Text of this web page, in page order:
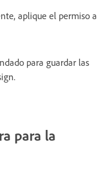
aplique el permiso a
para guardar las
para la